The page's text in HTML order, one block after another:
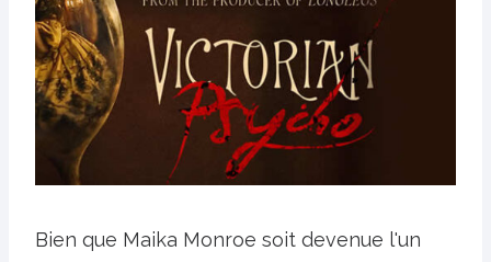
Bien que Maika Monroe soit devenue l'un